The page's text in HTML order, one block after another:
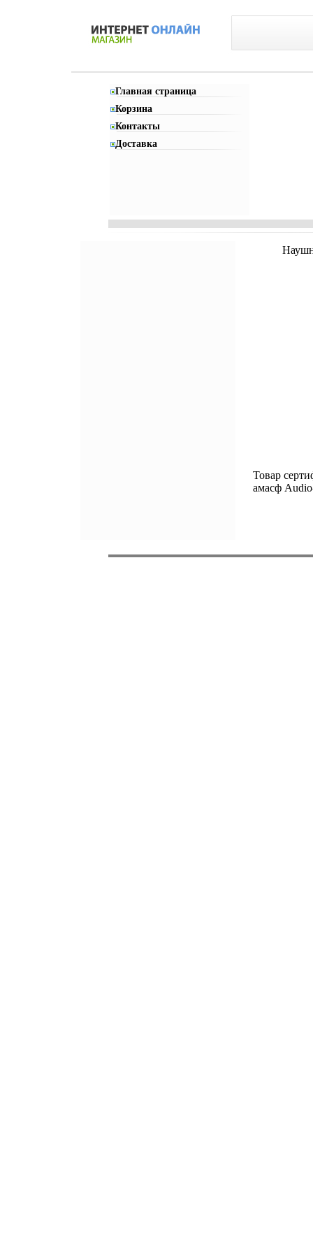
Главная страница
Корзина
Контакты
Доставка
Товар
амасф